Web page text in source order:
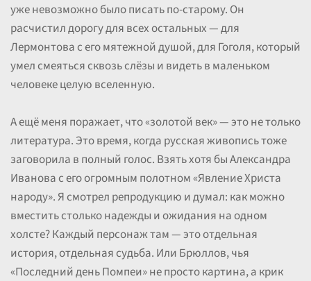
уже невозможно было писать по-старому. Он
расчистил дорогу для всех остальных — для
Лермонтова с его мятежной душой, для Гоголя, который
умел смеяться сквозь слёзы и видеть в маленьком
человеке целую вселенную.
А ещё меня поражает, что «золотой век» — это не только
литература. Это время, когда русская живопись тоже
заговорила в полный голос. Взять хотя бы Александра
Иванова с его огромным полотном «Явление Христа
народу». Я смотрел репродукцию и думал: как можно
вместить столько надежды и ожидания на одном
холсте? Каждый персонаж там — это отдельная
история, отдельная судьба. Или Брюллов, чья
«Последний день Помпеи» не просто картина, а крик